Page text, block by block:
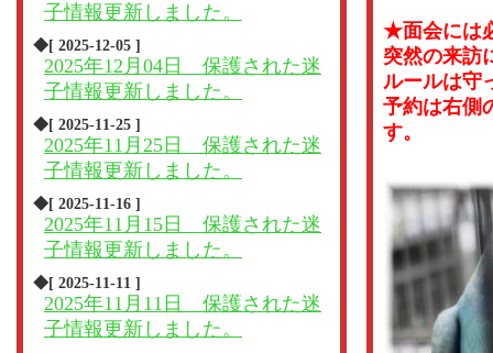
子情報更新しました。
◆[ 2025-12-05 ]
2025年12月04日 保護された迷
子情報更新しました。
◆[ 2025-11-25 ]
2025年11月25日 保護された迷
子情報更新しました。
◆[ 2025-11-16 ]
2025年11月15日 保護された迷
子情報更新しました。
◆[ 2025-11-11 ]
2025年11月11日 保護された迷
子情報更新しました。
★面会には
突然の来訪
ルールは守
予約は右側
す。